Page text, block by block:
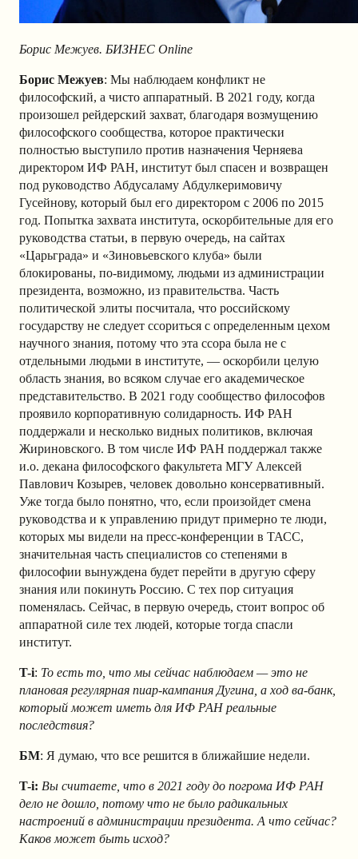
Борис Межуев. БИЗНЕС Online
Борис Межуев: Мы наблюдаем конфликт не
философский, а чисто аппаратный. В 2021 году, когда
произошел рейдерский захват, благодаря возмущению
философского сообщества, которое практически
полностью выступило против назначения Черняева
директором ИФ РАН, институт был спасен и возвращен
под руководство Абдусаламу Абдулкеримовичу
Гусейнову, который был его директором с 2006 по 2015
год. Попытка захвата института, оскорбительные для его
руководства статьи, в первую очередь, на сайтах
«Царьграда» и «Зиновьевского клуба» были
блокированы, по-видимому, людьми из администрации
президента, возможно, из правительства. Часть
политической элиты посчитала, что российскому
государству не следует ссориться с определенным цехом
научного знания, потому что эта ссора была не с
отдельными людьми в институте, — оскорбили целую
область знания, во всяком случае его академическое
представительство. В 2021 году сообщество философов
проявило корпоративную солидарность. ИФ РАН
поддержали и несколько видных политиков, включая
Жириновского. В том числе ИФ РАН поддержал также
и.о. декана философского факультета МГУ Алексей
Павлович Козырев, человек довольно консервативный.
Уже тогда было понятно, что, если произойдет смена
руководства и к управлению придут примерно те люди,
которых мы видели на пресс-конференции в ТАСС,
значительная часть специалистов со степенями в
философии вынуждена будет перейти в другую сферу
знания или покинуть Россию. С тех пор ситуация
поменялась. Сейчас, в первую очередь, стоит вопрос об
аппаратной силе тех людей, которые тогда спасли
институт.
T-i: То есть то, что мы сейчас наблюдаем — это не
плановая регулярная пиар-кампания Дугина, а ход ва-банк,
который может иметь для ИФ РАН реальные
последствия?
БМ: Я думаю, что все решится в ближайшие недели.
T-i: Вы считаете, что в 2021 году до погрома ИФ РАН
дело не дошло, потому что не было радикальных
настроений в администрации президента. А что сейчас?
Каков может быть исход?